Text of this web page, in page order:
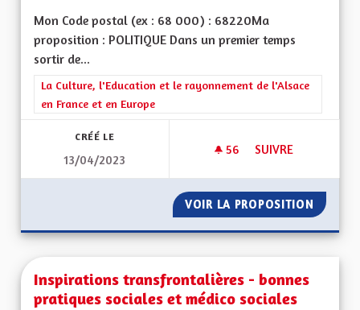
Mon Code postal (ex : 68 000) : 68220Ma
proposition : POLITIQUE Dans un premier temps
sortir de...
Filtrer les résultats de la catégorie : La Culture, l'Education et
La Culture, l'Education et le rayonnement de l'Alsace
en France et en Europe
CRÉÉ LE
13/04/2023
56 56 ABONNÉS
SUIVRE
VOIR LA PROPOSITION UNE
Inspirations transfrontalières - bonnes
pratiques sociales et médico sociales